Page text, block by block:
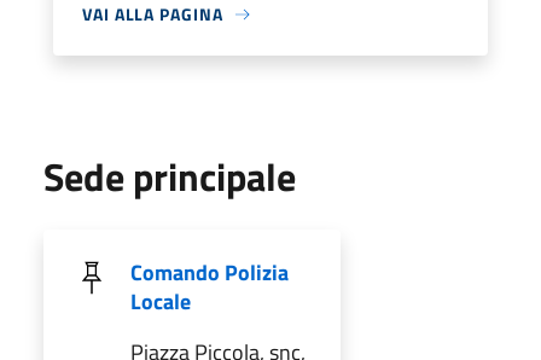
VAI ALLA PAGINA
Sede principale
Comando Polizia
Locale
Piazza Piccola, snc,